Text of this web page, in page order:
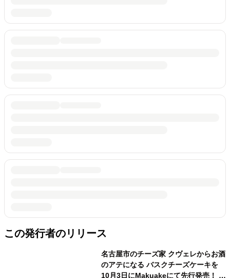
この発行者のリリース
名古屋市のチーズ家 クヴェレからお酒
のアテになる バスクチーズケーキを
10月3日にMakuakeにて先行発売！ 飲